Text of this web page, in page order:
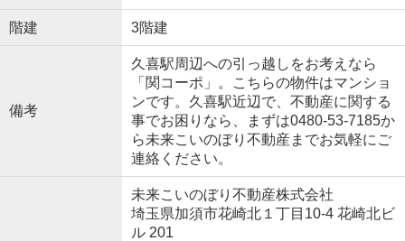
階建 3階建
備考
久喜駅周辺への引っ越しをお考えなら
「関コーポ」。こちらの物件はマンショ
ンです。久喜駅近辺で、不動産に関する
事でお困りなら、まずは0480-53-7185か
ら未来こいのぼり不動産までお気軽にご
連絡ください。
未来こいのぼり不動産株式会社
埼玉県加須市花崎北１丁目10-4 花崎北ビ
ル 201